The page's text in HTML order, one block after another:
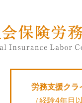
労務支援クラ
（経験4年目